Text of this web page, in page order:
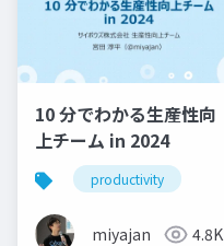
10 分でわかる生産性向
上チーム in 2024
productivity
miyajan 4.8K